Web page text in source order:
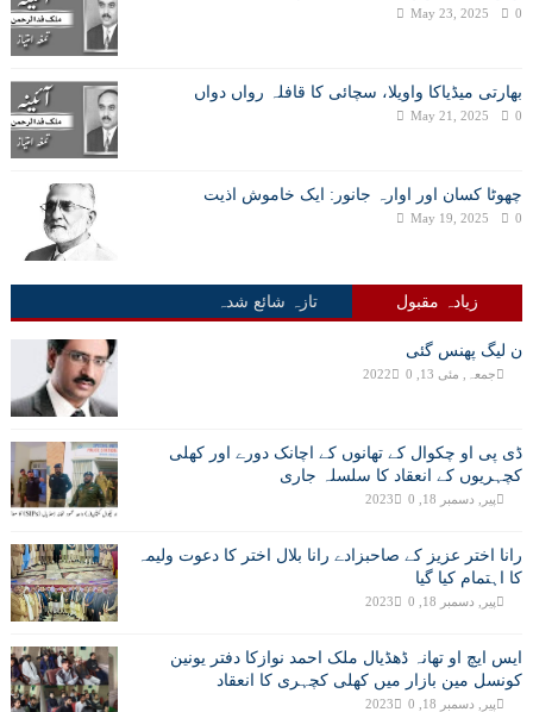
May 23, 2025 0
بھارتی میڈیاکا واویلا، سچائی کا قافلہ رواں دواں
May 21, 2025 0
چھوٹا کسان اور اوارہ جانور: ایک خاموش اذیت
May 19, 2025 0
زیادہ مقبول تازہ شائع شدہ
ن لیگ پھنس گئی
جمعہ, مئی 13, 2022 0
ڈی پی او چکوال کے تھانوں کے اچانک دورے اور کھلی
کچہریوں کے انعقاد کا سلسلہ جاری
پیر, دسمبر 18, 2023 0
رانا اختر عزیز کے صاحبزادے رانا بلال اختر کا دعوت ولیمہ
کا اہتمام کیا گیا
پیر, دسمبر 18, 2023 0
ایس ایچ او تھانہ ڈھڈیال ملک احمد نوازکا دفتر یونین
کونسل مین بازار میں کھلی کچہری کا انعقاد
پیر, دسمبر 18, 2023 0